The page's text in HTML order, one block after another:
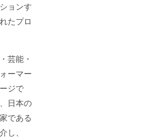
ョンす
たプロ
芸能・
ーマー
ジで
日本の
である
し、